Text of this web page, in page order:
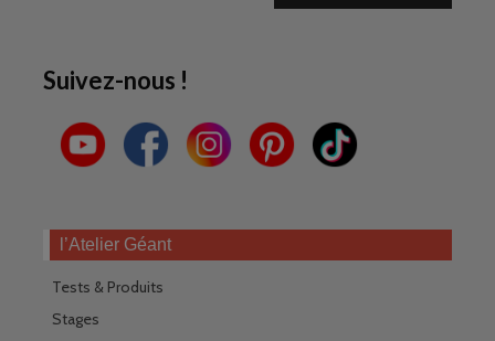
Suivez-nous !
l’Atelier Géant
Tests & Produits
Stages